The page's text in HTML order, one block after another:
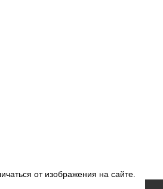
от изображения на сайте.